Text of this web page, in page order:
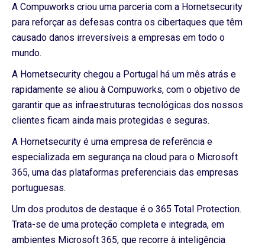
A Compuworks criou uma parceria com a Hornetsecurity
para reforçar as defesas contra os cibertaques que têm
causado danos irreversíveis a empresas em todo o
mundo.
A Hornetsecurity chegou a Portugal há um mês atrás e
rapidamente se aliou à Compuworks, com o objetivo de
garantir que as infraestruturas tecnológicas dos nossos
clientes ficam ainda mais protegidas e seguras.
A Hornetsecurity é uma empresa de referência e
especializada em segurança na cloud para o Microsoft
365, uma das plataformas preferenciais das empresas
portuguesas.
Um dos produtos de destaque é o 365 Total Protection.
Trata-se de uma proteção completa e integrada, em
ambientes Microsoft 365, que recorre à inteligência